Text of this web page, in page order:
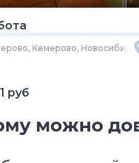
улица, 7
Кемерово,
1 руб
можно